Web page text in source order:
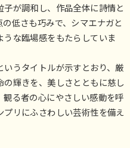
が調和し、作品全体に詩情と
低さも巧みで、シマエナガと
な臨場感をもたらしていま
いうタイトルが示すとおり、厳
の輝きを、美しさとともに慈し
る者の心にやさしい感動を呼
リにふさわしい芸術性を備え